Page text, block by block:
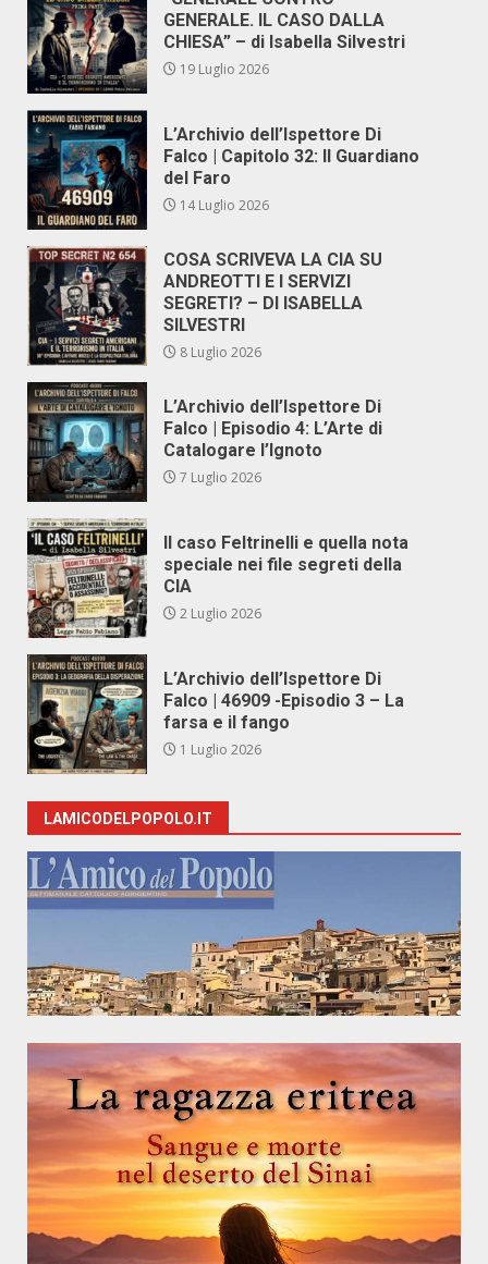
GENERALE. IL CASO DALLA
CHIESA” – di Isabella Silvestri
19 Luglio 2026
L’Archivio dell’Ispettore Di
Falco | Capitolo 32: Il Guardiano
del Faro
14 Luglio 2026
COSA SCRIVEVA LA CIA SU
ANDREOTTI E I SERVIZI
SEGRETI? – DI ISABELLA
SILVESTRI
8 Luglio 2026
L’Archivio dell’Ispettore Di
Falco | Episodio 4: L’Arte di
Catalogare l’Ignoto
7 Luglio 2026
Il caso Feltrinelli e quella nota
speciale nei file segreti della
CIA
2 Luglio 2026
L’Archivio dell’Ispettore Di
Falco | 46909 -Episodio 3 – La
farsa e il fango
1 Luglio 2026
LAMICODELPOPOLO.IT